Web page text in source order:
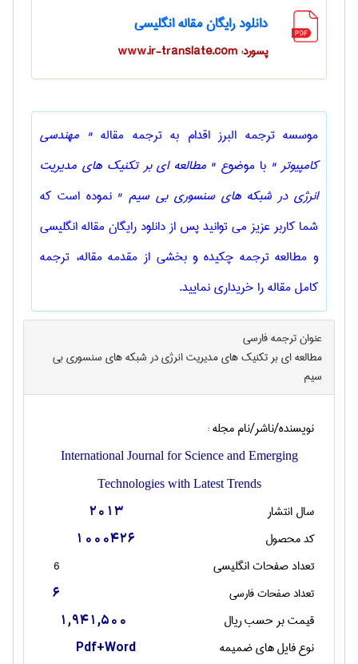
دانلود رایگان مقاله انگلیسی
پسورد: www.ir-translate.com
موسسه ترجمه البرز اقدام به ترجمه مقاله" مهندسی
كامپيوتر " با موضوع " مطالعه ای بر تکنیک های مدیریت
انرژی در شبکه های سنسوری بی سیم " نموده است که
شما کاربر عزیز می توانید پس از دانلود رایگان مقاله انگلیسی
و مطالعه ترجمه چکیده و بخشی از مقدمه مقاله، ترجمه
کامل مقاله را خریداری نمایید.
عنوان ترجمه فارسی
مطالعه ای بر تکنیک های مدیریت انرژی در شبکه های سنسوری بی
سیم
نویسنده/ناشر/نام مجله :
International Journal for Science and Emerging
Technologies with Latest Trends
سال انتشار 2013
کد محصول 1000426
تعداد صفحات انگليسی
6
تعداد صفحات فارسی
6
قیمت بر حسب ریال 1,941,500
نوع فایل های ضمیمه Pdf+Word